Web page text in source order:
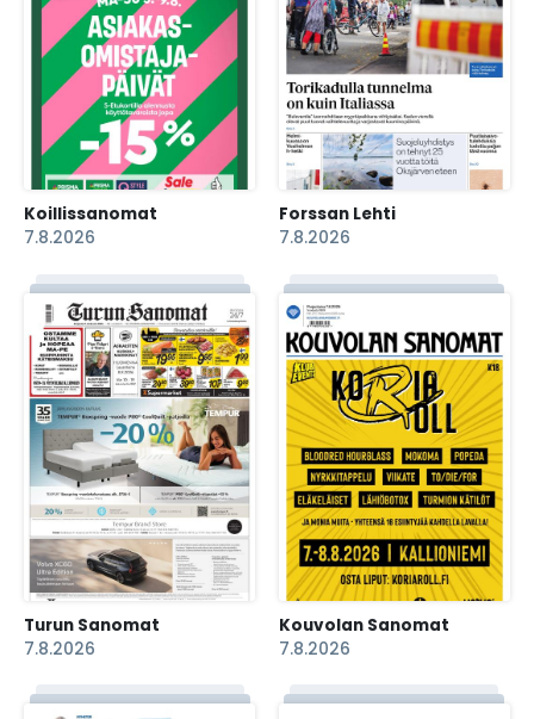
Koillissanomat
7.8.2026
Forssan Lehti
7.8.2026
Turun Sanomat
7.8.2026
Kouvolan Sanomat
7.8.2026